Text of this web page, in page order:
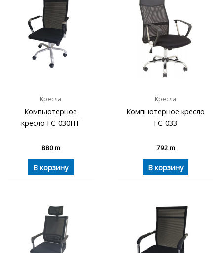
Кресла
Компьютерное
кресло FC-030HT
880m
В корзину
Кресла
Компьютерное кресло
FC-033
792 m
В корзину